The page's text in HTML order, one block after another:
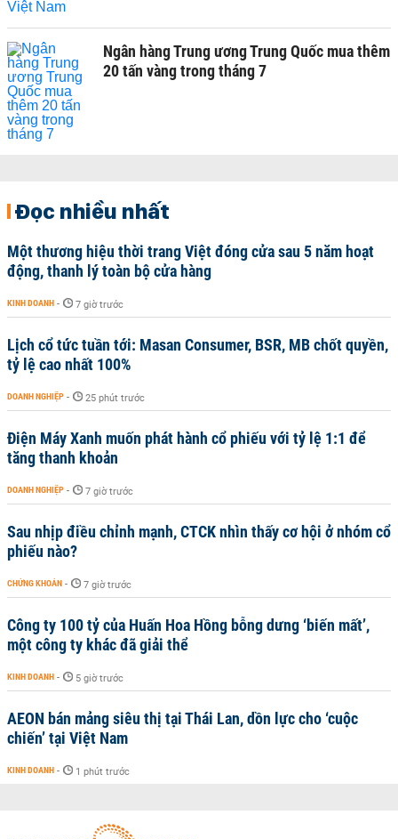
Ngân hàng Trung ương Trung Quốc mua thêm
20 tấn vàng trong tháng 7
Đọc nhiều nhất
Một thương hiệu thời trang Việt đóng cửa sau 5 năm hoạt
động, thanh lý toàn bộ cửa hàng
KINH DOANH - 7 giờ trước
Lịch cổ tức tuần tới: Masan Consumer, BSR, MB chốt quyền,
tỷ lệ cao nhất 100%
DOANH NGHIỆP - 25 phút trước
Điện Máy Xanh muốn phát hành cổ phiếu với tỷ lệ 1:1 để
tăng thanh khoản
DOANH NGHIỆP - 7 giờ trước
Sau nhịp điều chỉnh mạnh, CTCK nhìn thấy cơ hội ở nhóm cổ
phiếu nào?
CHỨNG KHOÁN - 7 giờ trước
Công ty 100 tỷ của Huấn Hoa Hồng bỗng dưng ‘biến mất’,
một công ty khác đã giải thể
KINH DOANH - 5 giờ trước
AEON bán mảng siêu thị tại Thái Lan, dồn lực cho ‘cuộc
chiến’ tại Việt Nam
KINH DOANH - 1 phút trước